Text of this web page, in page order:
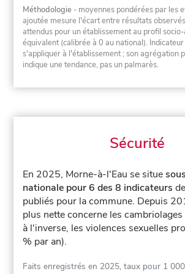
Méthodologie - moyennes pondérées par les
ajoutée mesure l'écart entre résultats
attendus pour un établissement au profil
équivalent (calibrée à 0 au national).
s'appliquer à l'établissement ; son agrégation
indique une tendance, pas un palmarès.
Sécurité
En 2025, Morne-à-l'Eau se situe
nationale pour 6 des 8 indicateurs
publiés pour la commune. Depuis
plus nette concerne les
à l'inverse, les violences sexuelles
% par an).
Faits enregistrés en 2025, taux pour 1